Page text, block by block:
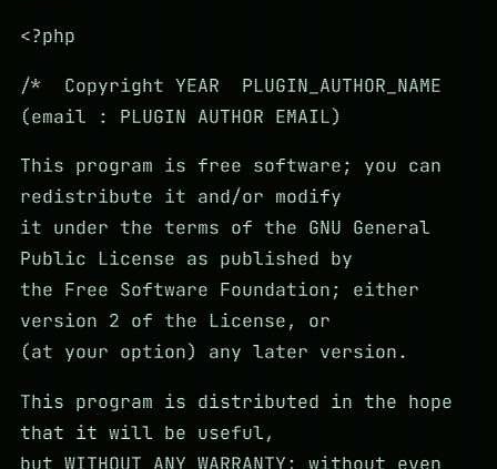
<?php
/* Copyright YEAR PLUGIN_AUTHOR_NAME
(email : PLUGIN AUTHOR EMAIL)
This program is free software; you can
redistribute it and/or modify
it under the terms of the GNU General
Public License as published by
the Free Software Foundation; either
version 2 of the License, or
(at your option) any later version.
This program is distributed in the hope
that it will be useful,
but WITHOUT ANY WARRANTY; without even